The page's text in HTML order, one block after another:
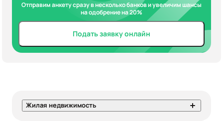
Отправим анкету сразу в несколько банков и увеличим шансы
на одобрение на 20%
Подать заявку онлайн
Жилая недвижимость